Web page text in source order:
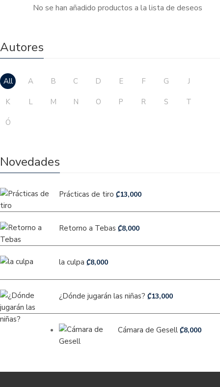
No se han añadido productos a la lista de deseos
Autores
All A B C D E F G J
K L M N O P R S T
Ó
Novedades
Prácticas de tiro ₡13,000
Retorno a Tebas ₡8,000
la culpa ₡8,000
¿Dónde jugarán las niñas? ₡13,000
Cámara de Gesell ₡8,000